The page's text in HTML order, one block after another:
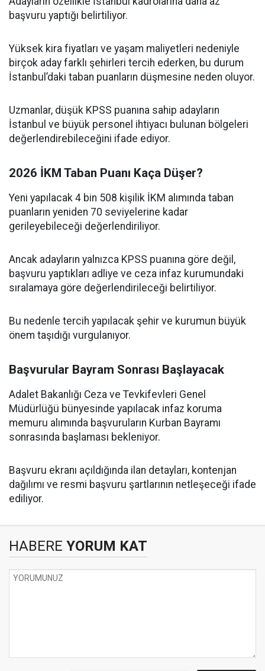
başvuru yaptığı belirtiliyor.
Yüksek kira fiyatları ve yaşam maliyetleri nedeniyle
birçok aday farklı şehirleri tercih ederken, bu durum
İstanbul’daki taban puanların düşmesine neden oluyor.
Uzmanlar, düşük KPSS puanına sahip adayların
İstanbul ve büyük personel ihtiyacı bulunan bölgeleri
değerlendirebileceğini ifade ediyor.
2026 İKM Taban Puanı Kaça Düşer?
Yeni yapılacak 4 bin 508 kişilik İKM alımında taban
puanların yeniden 70 seviyelerine kadar
gerileyebileceği değerlendiriliyor.
Ancak adayların yalnızca KPSS puanına göre değil,
başvuru yaptıkları adliye ve ceza infaz kurumundaki
sıralamaya göre değerlendirileceği belirtiliyor.
Bu nedenle tercih yapılacak şehir ve kurumun büyük
önem taşıdığı vurgulanıyor.
Başvurular Bayram Sonrası Başlayacak
Adalet Bakanlığı Ceza ve Tevkifevleri Genel
Müdürlüğü bünyesinde yapılacak infaz koruma
memuru alımında başvuruların Kurban Bayramı
sonrasında başlaması bekleniyor.
Başvuru ekranı açıldığında ilan detayları, kontenjan
dağılımı ve resmi başvuru şartlarının netleşeceği ifade
ediliyor.
HABERE YORUM KAT